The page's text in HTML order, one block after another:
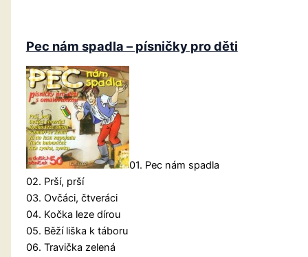
Pec nám spadla – písničky pro děti
01. Pec nám spadla
02. Prší, prší
03. Ovčáci, čtveráci
04. Kočka leze dírou
05. Běží liška k táboru
06. Travička zelená